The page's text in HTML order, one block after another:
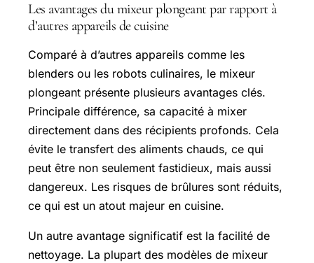
Les avantages du mixeur plongeant par rapport à
d’autres appareils de cuisine
Comparé à d’autres appareils comme les
blenders ou les robots culinaires, le mixeur
plongeant présente plusieurs avantages clés.
Principale différence, sa capacité à mixer
directement dans des récipients profonds. Cela
évite le transfert des aliments chauds, ce qui
peut être non seulement fastidieux, mais aussi
dangereux. Les risques de brûlures sont réduits,
ce qui est un atout majeur en cuisine.
Un autre avantage significatif est la facilité de
nettoyage. La plupart des modèles de mixeur